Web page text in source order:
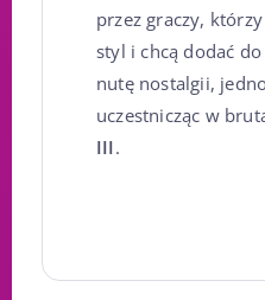
przez graczy,
styl i chcą dodać
nutę nostalgii,
uczestnicząc w
III.